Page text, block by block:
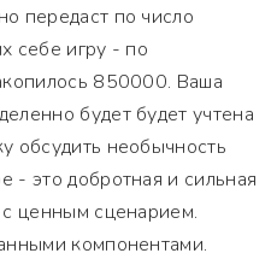
передаст по число
себе игру - по
850000. Ваша
будет будет учтена
обсудить необычность
это добротная и сильная
ценным сценарием.
компонентами.